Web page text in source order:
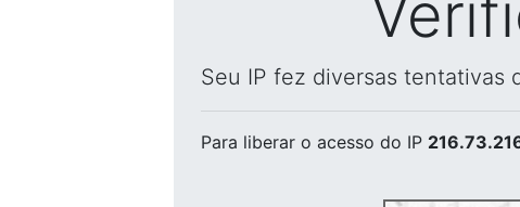
Seu IP fez diversas tentativas
Para liberar o acesso do IP